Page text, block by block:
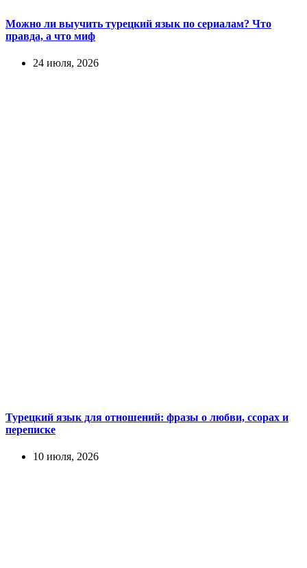
Можно ли выучить турецкий язык по сериалам? Что
правда, а что миф
24 июля, 2026
Турецкий язык для отношений: фразы о любви, ссорах и
переписке
10 июля, 2026